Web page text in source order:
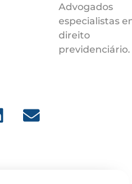
Advogados
especialistas
direito
previdenciário.